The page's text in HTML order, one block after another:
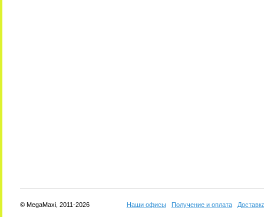
© MegaMaxi, 2011-2026 Наши офисы Получение и оплата